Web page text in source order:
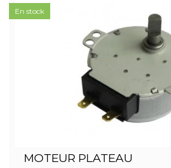
MOTEUR PLATEAU
En stock